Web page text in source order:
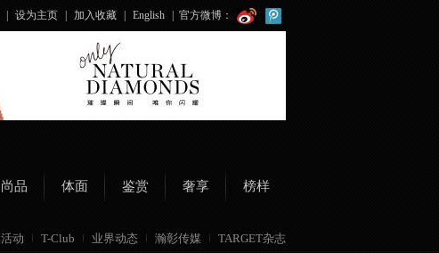
设为主页 加入收藏 English 官方微博：
尚品 体面 鉴赏 奢享 榜样
活动 T-Club 业界动态 瀚彰传媒 TARGET杂志